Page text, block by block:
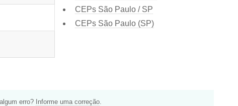
CEPs São Paulo / SP
CEPs São Paulo (SP)
erro? Informe uma correção